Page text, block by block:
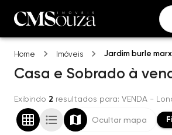
Home Imóveis Jardim burle marx
Casa e Sobrado à
Exibindo 2 resultados para: VENDA -
Ocultar mapa